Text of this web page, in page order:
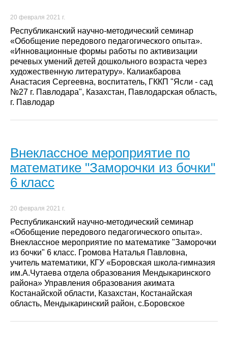
20 февраля 2021 г.
Республиканский научно-методический семинар
«Обобщение передового педагогического опыта».
«Инновационные формы работы по активизации
речевых умений детей дошкольного возраста через
художественную литературу». Калиакбарова
Анастасия Сергеевна, воспитатель, ГККП "Ясли - сад
№27 г. Павлодара", Казахстан, Павлодарская область,
г. Павлодар
Внеклассное мероприятие по
математике "Заморочки из бочки"
6 класс
20 февраля 2021 г.
Республиканский научно-методический семинар
«Обобщение передового педагогического опыта».
Внеклассное мероприятие по математике "Заморочки
из бочки" 6 класс. Громова Наталья Павловна,
учитель математики, КГУ «Боровская школа-гимназия
им.А.Чутаева отдела образования Мендыкаринского
района» Управления образования акимата
Костанайской области, Казахстан, Костанайская
область, Мендыкаринский район, с.Боровское